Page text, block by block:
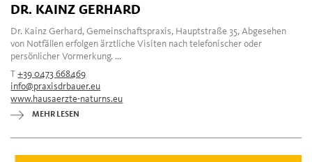
DR. KAINZ GERHARD
Dr. Kainz Gerhard, Gemeinschaftspraxis, Hauptstraße 35, Abgesehen
von Notfällen erfolgen ärztliche Visiten nach telefonischer oder
persönlicher Vormerkung. ...
T+39 0473 668469
info@praxisdrbauer.eu
www.hausaerzte-naturns.eu
MEHR LESEN